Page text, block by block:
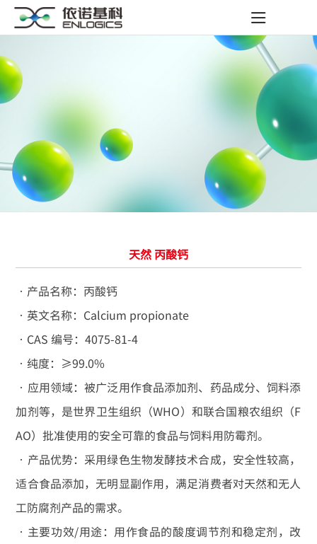
天然 丙酸钙
•产品名称：丙酸钙
•英文名称：Calcium propionate
•CAS 编号：4075-81-4
•纯度：≥99.0%
•应用领域：被广泛用作食品添加剂、药品成分、饲料添
加剂等，是世界卫生组织（WHO）和联合国粮农组织（F
AO）批准使用的安全可靠的食品与饲料用防霉剂。
•产品优势：采用绿色生物发酵技术合成，安全性较高，
适合食品添加，无明显副作用，满足消费者对天然和无人
工防腐剂产品的需求。
•主要功效/用途：用作食品的酸度调节剂和稳定剂，改